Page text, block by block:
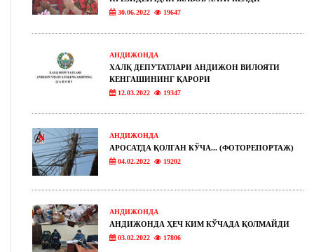
30.06.2022 19647
АНДИЖОНДА
ХАЛҚ ДЕПУТАТЛАРИ АНДИЖОН ВИЛОЯТИ
КЕНГАШИНИНГ ҚАРОРИ
12.03.2022 19347
АНДИЖОНДА
АРОСАТДА ҚОЛГАН КЎЧА... (ФОТОРЕПОРТАЖ)
04.02.2022 19202
АНДИЖОНДА
АНДИЖОНДА ҲЕЧ КИМ КЎЧАДА ҚОЛМАЙДИ
03.02.2022 17806